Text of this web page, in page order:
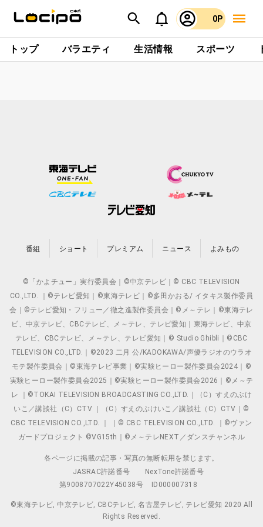
0P
トップ バラエティ 生活情報 スポーツ
番組 ショート プレミアム ニュース よみもの
©「かよチュー」実行委員会｜©中京テレビ｜© CBC TELEVISION
CO.,LTD. ｜©テレビ愛知｜©東海テレビ｜©多田かおる/ イタキス製作委員
会｜©テレビ愛知・フリュー／徹之進製作委員会｜©メ～テレ｜©東海テレ
ビ、中京テレビ、CBCテレビ、メ～テレ、テレビ愛知｜東海テレビ、中京
テレビ、CBCテレビ、メ～テレ、テレビ愛知｜© Studio Ghibli｜©CBC
TELEVISION CO.,LTD.｜©2023 二月 公/KADOKAWA/声優ラジオのウラオ
モテ製作委員会｜©東海テレビ事業｜©実験ヒーロー製作委員会2024｜©
実験ヒーロー製作委員会2025｜©実験ヒーロー製作委員会2026｜©メ～テ
レ ｜©TOKAI TELEVISION BROADCASTING CO.,LTD.｜（C）すえのぶけ
いこ／講談社（C）CTV ｜（C）すえのぶけいこ／講談社（C）CTV｜©
CBC TELEVISION CO.,LTD. ｜ ｜© CBC TELEVISION CO.,LTD. ｜©ヴァン
ガードプロジェクト ©VG15th｜©メ～テレNEXT／ダンスチャンネル
各ページに掲載の記事・写真の無断転用を禁じます。
JASRAC許諾番号
NexTone許諾番号
第9008707022Y45038号
ID000007318
©東海テレビ, 中京テレビ, CBCテレビ, 名古屋テレビ, テレビ愛知 2020 All
Rights Reserved.